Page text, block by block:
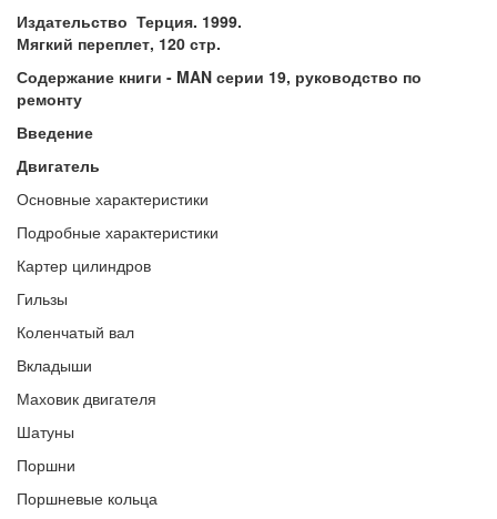
Издательство Терция. 1999.
Мягкий переплет, 120 стр.
Содержание книги - MAN серии 19, руководство по
ремонту
Введение
Двигатель
Основные характеристики
Подробные характеристики
Картер цилиндров
Гильзы
Коленчатый вал
Вкладыши
Маховик двигателя
Шатуны
Поршни
Поршневые кольца